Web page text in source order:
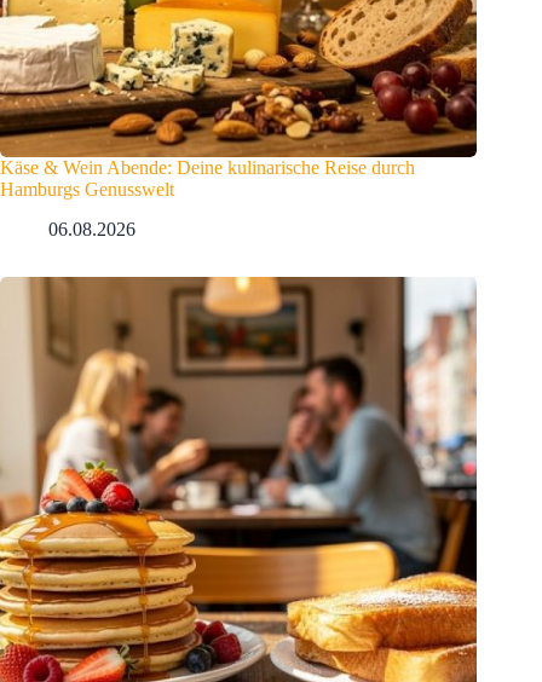
Käse & Wein Abende: Deine kulinarische Reise durch
Hamburgs Genusswelt
06.08.2026